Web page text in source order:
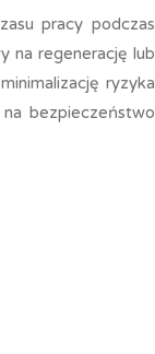
pracy podczas
na regenerację lub
ryzyka
bezpieczeństwo